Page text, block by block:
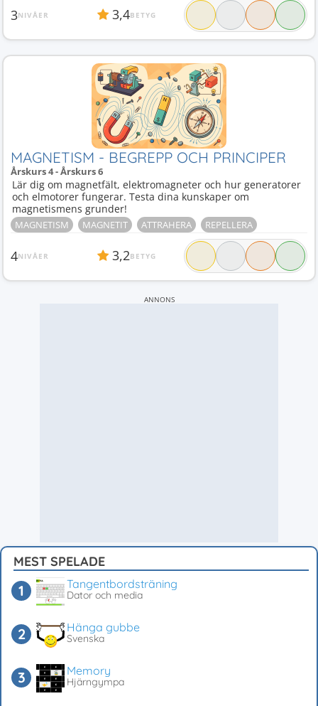
3NIVÅER 3,4BETYG
MAGNETISM - BEGREPP OCH PRINCIPER
Årskurs 4 - Årskurs 6
Lär dig om magnetfält, elektromagneter och hur generatorer
och elmotorer fungerar. Testa dina kunskaper om
magnetismens grunder!
MAGNETISM MAGNETIT ATTRAHERA REPELLERA
4NIVÅER 3,2BETYG
ANNONS
MEST SPELADE
Tangentbordsträning
Dator och media
Hänga gubbe
Svenska
Memory
Hjärngympa